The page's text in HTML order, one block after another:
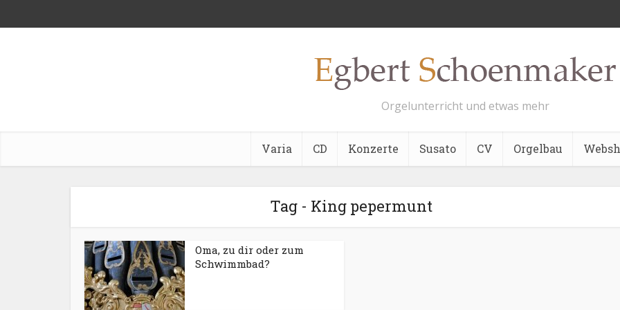
Orgelunterricht und etwas mehr
Varia CD Konzerte Susato CV Orgelbau
Tag - King pepermunt
Oma, zu dir oder zum
Schwimmbad?